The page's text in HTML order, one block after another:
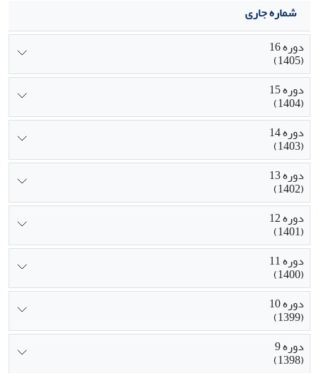
شماره جاری
دوره 16
(1405)
دوره 15
(1404)
دوره 14
(1403)
دوره 13
(1402)
دوره 12
(1401)
دوره 11
(1400)
دوره 10
(1399)
دوره 9
(1398)